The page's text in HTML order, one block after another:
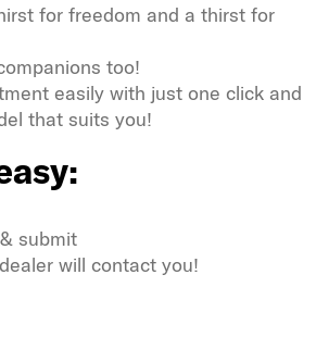
for freedom and a thirst for
too!
easily with just one click and
that suits you!
submit
will contact you!